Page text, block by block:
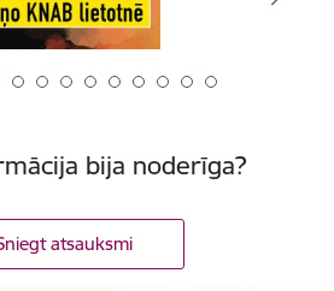
bija noderīga?
atsauksmi